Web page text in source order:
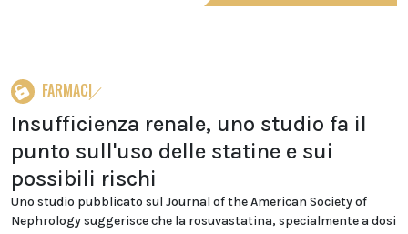
FARMACI
Insufficienza renale, uno studio fa il
punto sull'uso delle statine e sui
possibili rischi
Uno studio pubblicato sul Journal of the American Society of
Nephrology suggerisce che la rosuvastatina, specialmente a dosi